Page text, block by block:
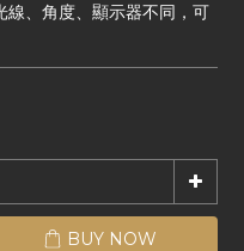
線、角度、顯示器不同，可
BUY NOW